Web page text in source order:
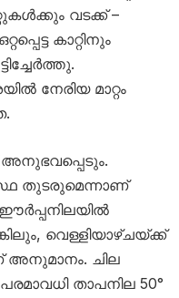
വടക്ക് –
കാറ്റിനും
നേരിയ മാറ്റം
തുടരുമെന്നാണ്
ഈർപ്പനിലയിൽ
വെള്ളിയാഴ്ചയ്ക്ക്
അനുമാനം. ചില
താപനില 50°